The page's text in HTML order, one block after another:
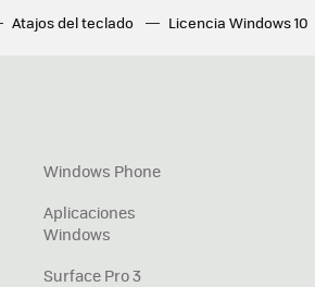
Atajos del teclado Licencia Windows 10
Windows Phone
Aplicaciones
Windows
Surface Pro 3